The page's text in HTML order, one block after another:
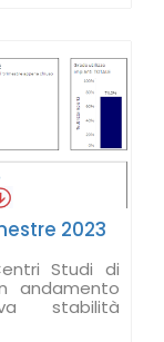
2023
Studi di
andamento
stabilità